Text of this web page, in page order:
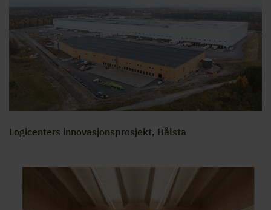
Logicenters innovasjonsprosjekt, Bålsta